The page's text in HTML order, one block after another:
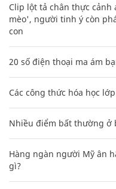
Clip lột tả chân thực
mèo', người tinh ý còn
con
20 số điện thoại ma ám
Các công thức hóa học
Nhiều điểm bất thường ở
Hàng ngàn người Mỹ ân
gì?